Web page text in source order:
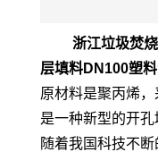
浙江垃圾焚烧
层填料DN100塑
原材料是聚丙烯
是一种新型的开
随着我国科技不